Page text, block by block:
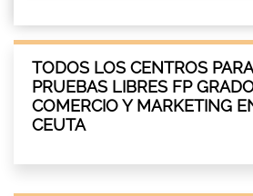
TODOS LOS CENTROS
PRUEBAS LIBRES FP
COMERCIO Y MARKETING
CEUTA